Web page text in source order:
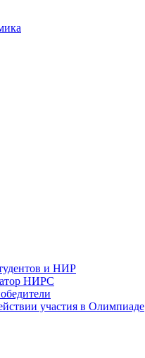
и НИР
НИРС
участия в Олимпиаде